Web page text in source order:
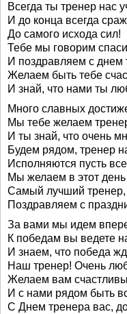
Всегда ты тренер нас
И до конца всегда
До самого исхода сил!
Тебе мы говорим
И поздравляем с днем
Желаем быть тебе
И знай, что нами ты
Много славных
Мы тебе желаем
И ты знай, что очень
Будем рядом, тренер
Исполняются пусть
Мы желаем в этот день
Самый лучший тренер,
Поздравляем с
За вами мы идем
К победам вы ведете
И знаем, что победа
Наш тренер! Очень
Желаем вам
И с нами рядом быть
С Днем тренера вас,